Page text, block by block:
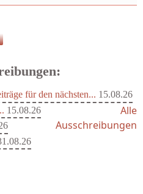
für den nächsten... 15.08.26
15.08.26
Alle
Ausschreibungen